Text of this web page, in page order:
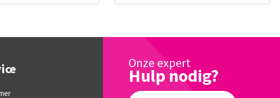
Onze expert
Hulp nodig?